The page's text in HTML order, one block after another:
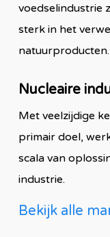
voedselindustrie
sterk in het
natuurproducten.
Nucleaire
Met veelzijdige
primair doel,
scala van
industrie.
Bekijk alle